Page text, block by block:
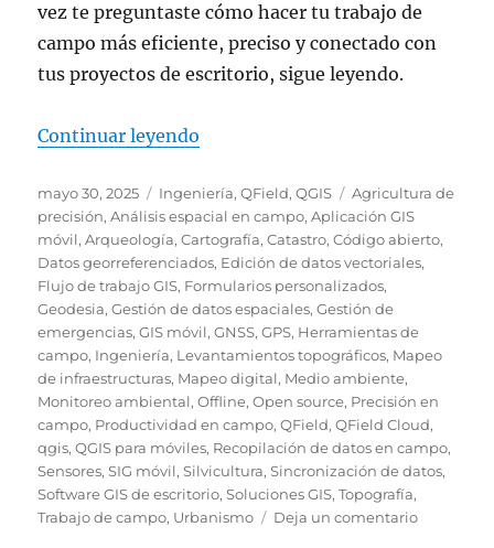
vez te preguntaste cómo hacer tu trabajo de
campo más eficiente, preciso y conectado con
tus proyectos de escritorio, sigue leyendo.
Continuar leyendo
Publicado
el
mayo 30, 2025 Categorías
Ingeniería,QField,QGIS Etiquetas
Agricultura de
precisión,Análisis espacial en campo,Aplicación GIS
móvil,Arqueología,Cartografía,Catastro,Código abierto,
Datos georreferenciados, Edición de datos vectoriales,
Flujo de trabajo GIS, Formularios personalizados,
Geodesia,Gestión de datos espaciales,Gestión de
emergencias,GIS móvil,GNSS,GPS, Herramientas de
campo, Ingeniería, Levantamientos topográficos, Mapeo
de infraestructuras, Mapeo digital, Medio ambiente,
Monitoreo ambiental,Offline,Open source, Precisión en
campo, Productividad en campo,QField,QField Cloud,
qgis,QGIS para móviles, Recopilación de datos en campo,
Sensores,SIG móvil,Silvicultura,Sincronización de datos,
Software GIS de escritorio,Soluciones GIS,Topografía,
Trabajo de campo, Urbanismo Deja un comentarioen